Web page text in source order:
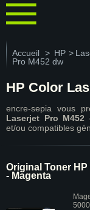
Accueil > HP >
Pro M452 dw
HP Color
encre-sepia vous
Laserjet Pro M452
et/ou compatibles
Original Toner HP
- Magenta